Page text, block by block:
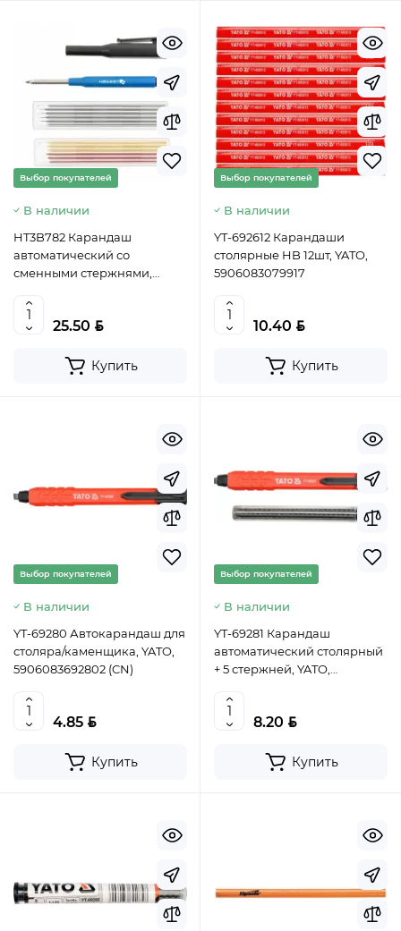
Выбор покупателей
В наличии
HT3B782 Карандаш
автоматический со
сменными стержнями,
(CN)
25.50 BYN
Купить
Выбор покупателей
В наличии
YT-692612 Карандаши
столярные HB 12шт, YATO,
5906083079917
10.40 BYN
Купить
Выбор покупателей
В наличии
YT-69280 Автокарандаш для
столяра/каменщика, YATO,
5906083692802 (CN)
4.85 BYN
Купить
Выбор покупателей
В наличии
YT-69281 Карандаш
автоматический столярный
+ 5 стержней, YATO,
8.20 BYN
Купить